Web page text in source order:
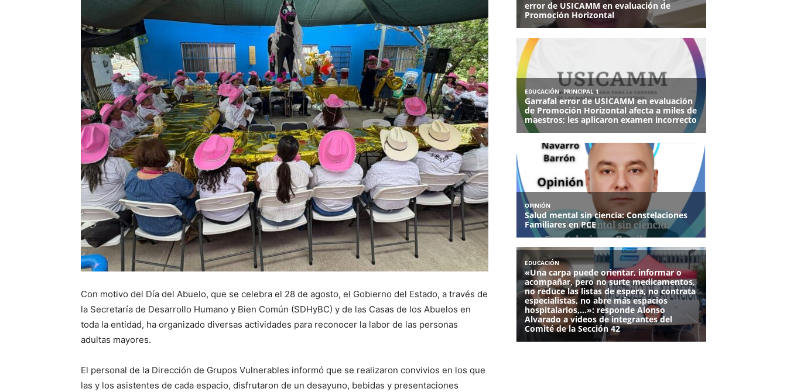
Con motivo del Día del Abuelo, que se celebra el 28 de agosto, el Gobierno del Estado, a través de
la Secretaría de Desarrollo Humano y Bien Común (SDHyBC) y de las Casas de los Abuelos en
toda la entidad, ha organizado diversas actividades para reconocer la labor de las personas
adultas mayores.
El personal de la Dirección de Grupos Vulnerables informó que se realizaron convivios en los que
las y los asistentes de cada espacio, disfrutaron de un desayuno, bebidas y presentaciones